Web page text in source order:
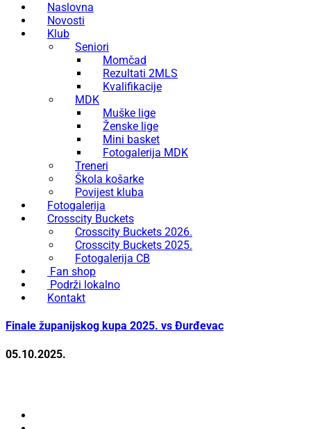
Naslovna
Novosti
Klub
Seniori
Momčad
Rezultati 2MLS
Kvalifikacije
MDK
Muške lige
Ženske lige
Mini basket
Fotogalerija MDK
Treneri
Škola košarke
Povijest kluba
Fotogalerija
Crosscity Buckets
Crosscity Buckets 2026.
Crosscity Buckets 2025.
Fotogalerija CB
Fan shop
Podrži lokalno
Kontakt
Finale županijskog kupa 2025. vs Đurđevac
05.10.2025.